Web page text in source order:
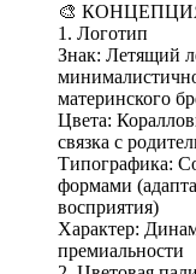
🎨
1. Логотип
Знак: Летящий
материнского
Цвета:
связка с
Типографика:
формами
восприятия)
Характер:
премиальности